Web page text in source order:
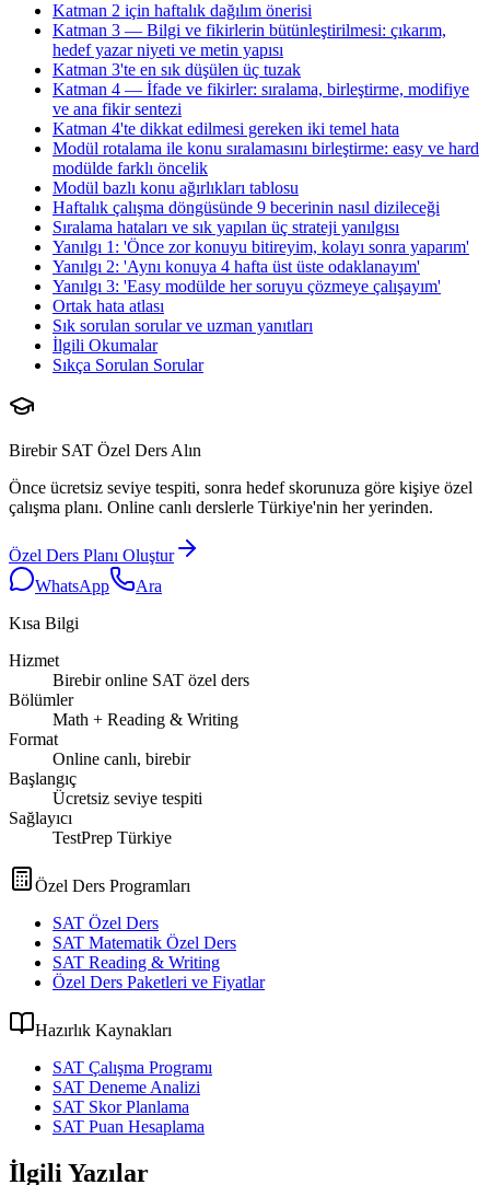
Katman 2 için haftalık dağılım önerisi
Katman 3 — Bilgi ve fikirlerin bütünleştirilmesi: çıkarım,
hedef yazar niyeti ve metin yapısı
Katman 3'te en sık düşülen üç tuzak
Katman 4 — İfade ve fikirler: sıralama, birleştirme, modifiye
ve ana fikir sentezi
Katman 4'te dikkat edilmesi gereken iki temel hata
Modül rotalama ile konu sıralamasını birleştirme: easy ve hard
modülde farklı öncelik
Modül bazlı konu ağırlıkları tablosu
Haftalık çalışma döngüsünde 9 becerinin nasıl dizileceği
Sıralama hataları ve sık yapılan üç strateji yanılgısı
Yanılgı 1: 'Önce zor konuyu bitireyim, kolayı sonra yaparım'
Yanılgı 2: 'Aynı konuya 4 hafta üst üste odaklanayım'
Yanılgı 3: 'Easy modülde her soruyu çözmeye çalışayım'
Ortak hata atlası
Sık sorulan sorular ve uzman yanıtları
İlgili Okumalar
Sıkça Sorulan Sorular
Birebir SAT Özel Ders Alın
Önce ücretsiz seviye tespiti, sonra hedef skorunuza göre kişiye özel
çalışma planı. Online canlı derslerle Türkiye'nin her yerinden.
Özel Ders Planı Oluştur
WhatsApp
Ara
Kısa Bilgi
Hizmet
Birebir online SAT özel ders
Bölümler
Math + Reading & Writing
Format
Online canlı, birebir
Başlangıç
Ücretsiz seviye tespiti
Sağlayıcı
TestPrep Türkiye
Özel Ders Programları
SAT Özel Ders
SAT Matematik Özel Ders
SAT Reading & Writing
Özel Ders Paketleri ve Fiyatlar
Hazırlık Kaynakları
SAT Çalışma Programı
SAT Deneme Analizi
SAT Skor Planlama
SAT Puan Hesaplama
İlgili Yazılar